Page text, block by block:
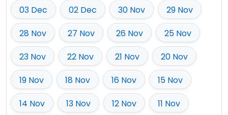
03 Dec
02 Dec 30 Nov
29 Nov
28 Nov
27 Nov 26 Nov
25 Nov
23 Nov
22 Nov 21 Nov
20 Nov
19 Nov
18 Nov 16 Nov
15 Nov
14 Nov
13 Nov 12 Nov 11 Nov